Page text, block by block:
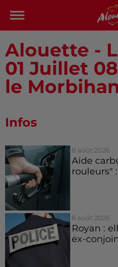
Alouette -
01 Juillet
le
Infos
8 août 2026
Aide
rouleurs"
8 août 2026
Royan :
ex-